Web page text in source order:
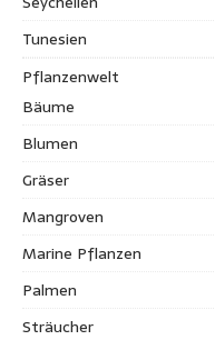
Tunesien
Pflanzenwelt
Bäume
Blumen
Gräser
Mangroven
Marine Pflanzen
Palmen
Sträucher